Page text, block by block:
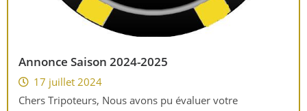
Annonce Saison 2024-2025
17 juillet 2024
Chers Tripoteurs, Nous avons pu évaluer votre